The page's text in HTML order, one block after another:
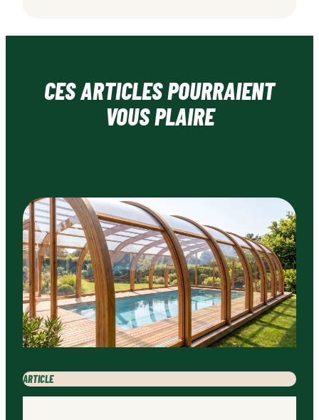
CES ARTICLES POURRAIENT
VOUS PLAIRE
ARTICLE